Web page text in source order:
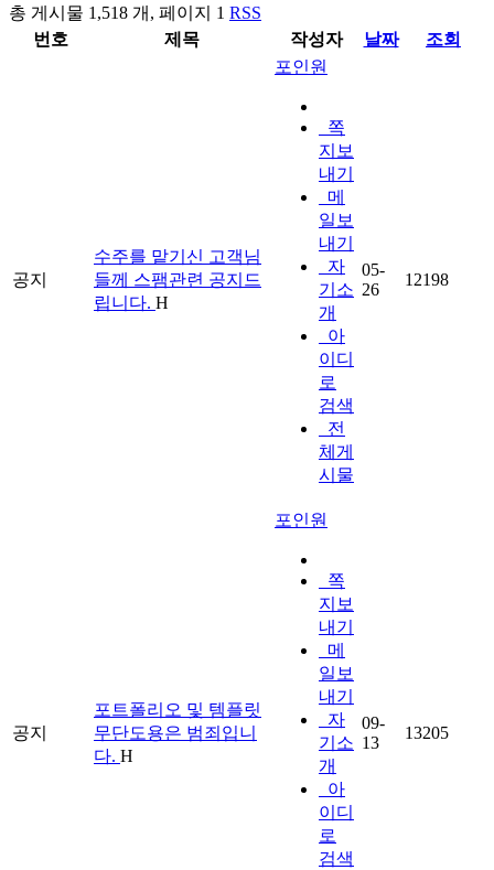
총 게시물 1,518 개, 페이지 1 RSS
번호
제목 작성자 날짜 조회
공지
수주를 맡기신 고객님
들께 스팸관련 공지드
립니다. H
포인원
쪽
지보
내기
메
일보
내기
자
기소
개
아
이디
로
검색
전
체게
시물
05-
26
12198
공지
포트폴리오 및 템플릿
무단도용은 범죄입니
다. H
포인원
쪽
지보
내기
메
일보
내기
자
기소
개
아
이디
로
검색
09-
13
13205